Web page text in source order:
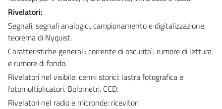
Rivelatori:
Segnali, segnali analogici, campionamento e digitalizzazione,
teorema di Nyquist.
Caratteristiche generali: corrente di oscurita`, rumore di lettura
e rumore di fondo.
Rivelatori nel visibile: cenni storici: lastra fotografica e
fotomoltiplicatori. Bolometri. CCD.
Rivelatori nel radio e micronde: ricevitori